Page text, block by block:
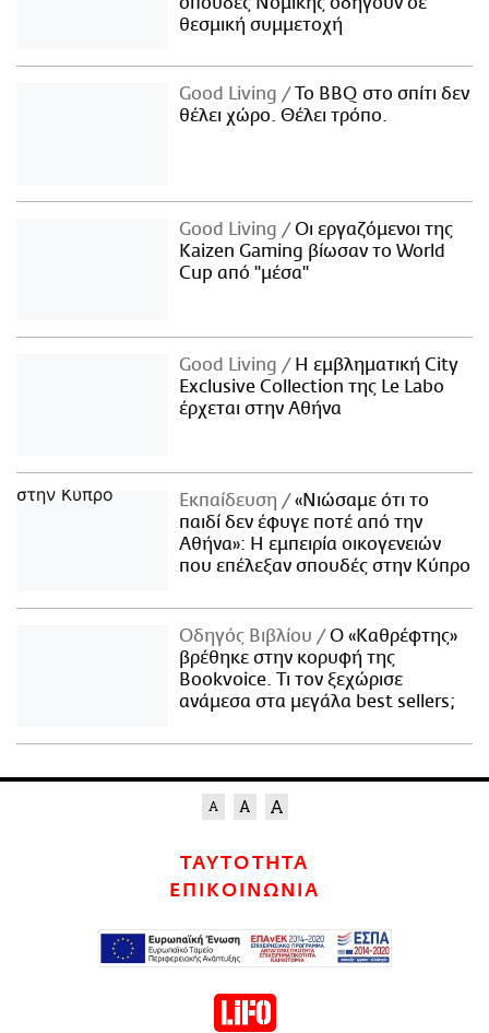
θεσμική συμμετοχή
Good Living
Το BBQ στο σπίτι δεν
θέλει χώρο. Θέλει τρόπο.
Good Living
Οι εργαζόμενοι της
Kaizen Gaming βίωσαν το World
Cup από "μέσα"
Good Living
Η εμβληματική City
Exclusive Collection της Le Labo
έρχεται στην Αθήνα
Εκπαίδευση
«Νιώσαμε ότι το
παιδί δεν έφυγε ποτέ από την
Αθήνα»: Η εμπειρία οικογενειών
που επέλεξαν σπουδές στην Κύπρο
Οδηγός Βιβλίου
Ο «Καθρέφτης»
βρέθηκε στην κορυφή της
Bookvoice. Τι τον ξεχώρισε
ανάμεσα στα μεγάλα best sellers;
ΤΑΥΤΟΤΗΤΑ
ΕΠΙΚΟΙΝΩΝΙΑ